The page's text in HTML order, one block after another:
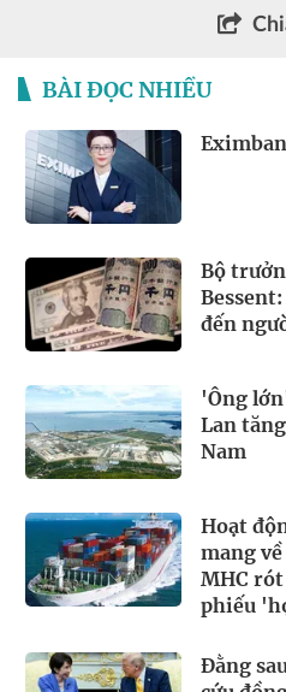
BÀI ĐỌC NHIỀU
Bộ
đến
'Ông
Lan
Nam
Hoạt
mang
MHC
phiếu
Đằng